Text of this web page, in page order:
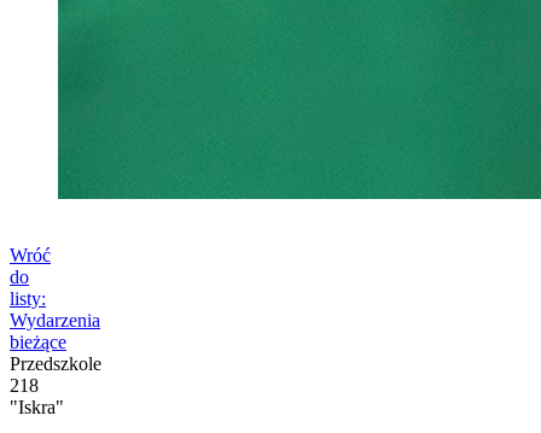
Wróć
do
listy:
Wydarzenia
bieżące
Przedszkole
218
"Iskra"